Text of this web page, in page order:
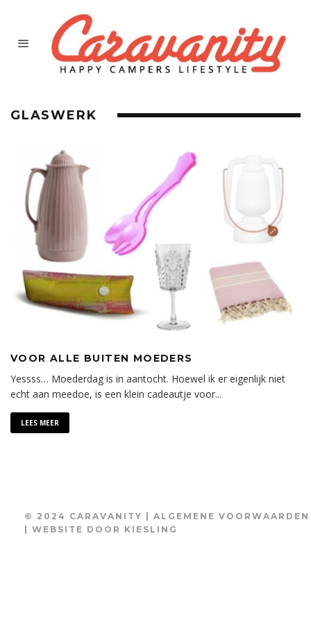
GLASWERK
VOOR ALLE BUITEN MOEDERS
Yessss… Moederdag is in aantocht. Hoewel ik er eigenlijk niet
echt aan meedoe, is een klein cadeautje voor...
LEES MEER
© 2024 CARAVANITY | ALGEMENE VOORWAARDEN
| WEBSITE DOOR KIESLING